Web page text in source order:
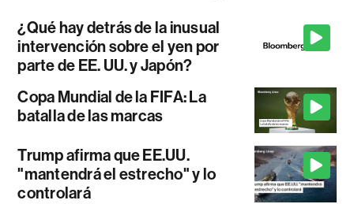
¿Qué hay detrás de la inusual
intervención sobre el yen por
parte de EE. UU. y Japón?
Copa Mundial de la FIFA: La
batalla de las marcas
Trump afirma que EE.UU.
"mantendrá el estrecho" y lo
controlará